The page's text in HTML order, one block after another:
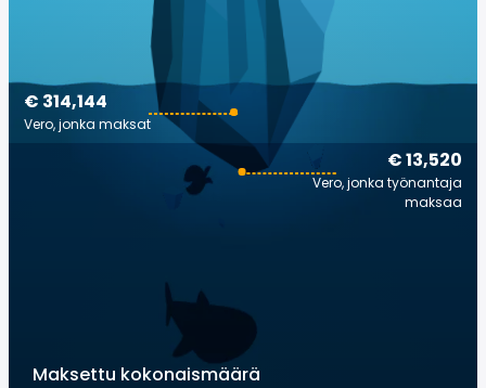
€ 13,520
Vero, jonka työnantaja
maksaa
€ 314,144
Vero, jonka maksat
Maksettu kokonaismäärä